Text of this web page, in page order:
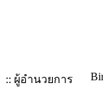
:: ผู้อำนวยการ